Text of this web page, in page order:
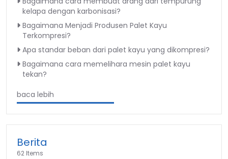
kelapa dengan karbonisasi?
Bagaimana Menjadi Produsen Palet Kayu
Terkompresi?
Apa standar beban dari palet kayu yang dikompresi?
Bagaimana cara memelihara mesin palet kayu
tekan?
baca lebih
Berita
62 Items